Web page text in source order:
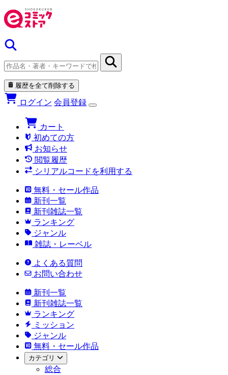
履歴を全て削除する
ログイン 会員登録
カート
初めての方
お知らせ
閲覧履歴
シリアルコードを利用する
無料・セール作品
新刊一覧
新刊雑誌一覧
ランキング
ジャンル
雑誌・レーベル
よくある質問
お問い合わせ
新刊一覧
新刊雑誌一覧
ランキング
ミッション
ジャンル
無料・セール作品
カテゴリ
総合